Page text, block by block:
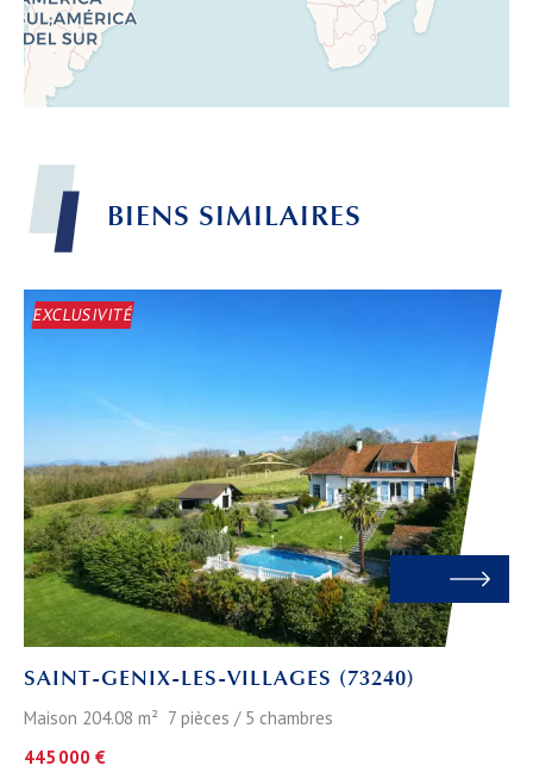
BIENS SIMILAIRES
EXCLUSIVITÉ
SAINT-GENIX-LES-VILLAGES (73240)
Maison 204.08 m² 7 pièces / 5 chambres
445 000 €